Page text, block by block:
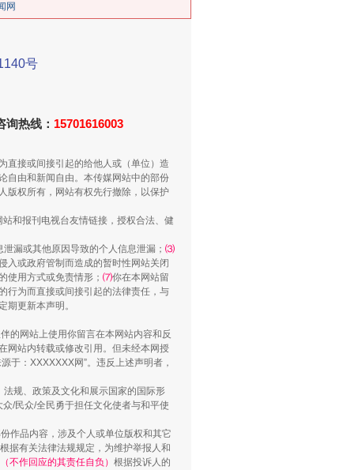
“谁都不怕”的他落马了
网
号
热线： 15701616003
直接或间接引起的给他人或（单位）造
自由和新闻自由。本传媒网站中的部份
版权所有，网站有权先行撤除，以保护
和报刊电视台友情链接，授权合法、健
漏或其他原因导致的个人信息泄漏； ⑶
入或政府管制而造成的暂时性网站关闭
使用方式或免责情形； ⑺你在本网站留
行为而直接或间接引起的法律责任，与
期更新本声明。
的网站上使用你留言在本网站内容和反
网站内转载或修改引用。但未经本网授
于：XXXXXXX网”。违反上述声明者，
规、政策及文化和展示国家的国际形
/民众/全民勇于担任文化使者与和平使
作品内容，涉及个人或单位版权和其它
据有关法律法规规定，为维护举报人和
不作回应的其责任自负） 根据投诉人的